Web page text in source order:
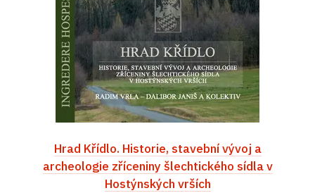
Hrad Křídlo. Historie, stavební vývoj a
archeologie zříceniny šlechtického sídla v
Hostýnských vrších